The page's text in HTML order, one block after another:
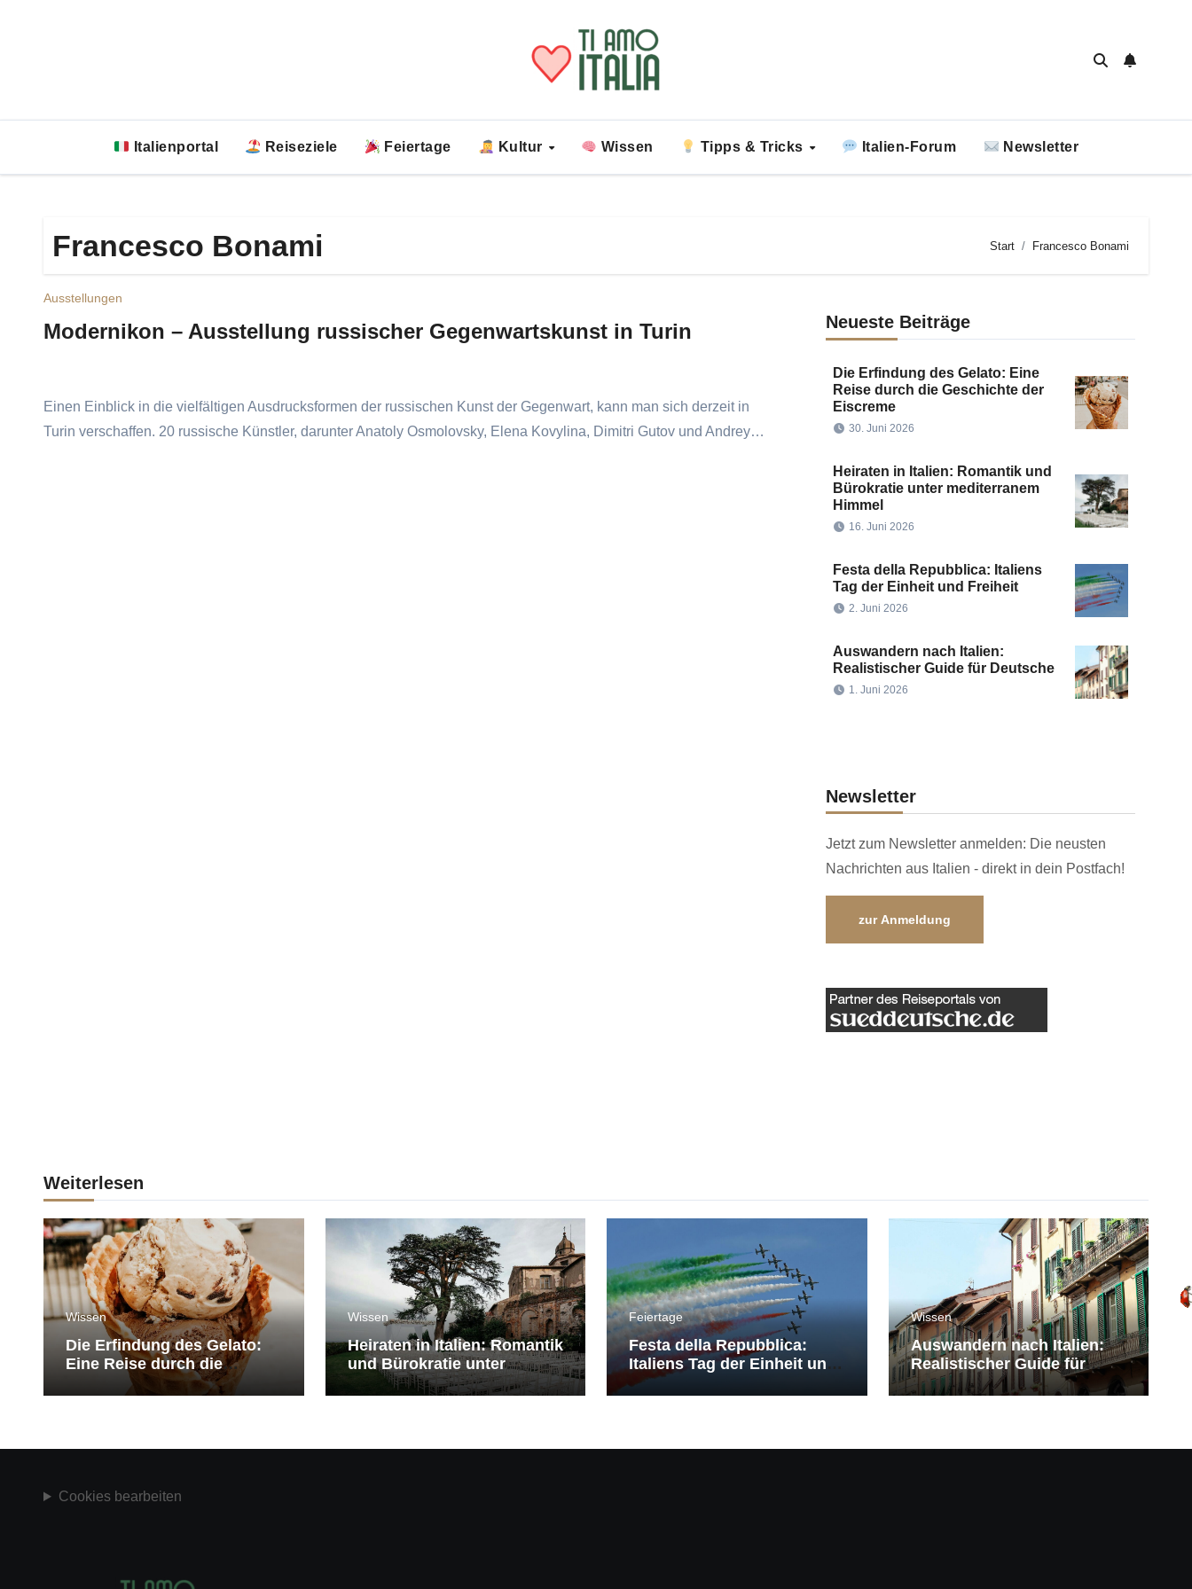
Italienportal Reiseziele Feiertage Kultur Wissen Tipps & Tricks Italien-Forum Newsletter
Francesco Bonami Start Francesco Bonami
Ausstellungen
Modernikon – Ausstellung russischer Gegenwartskunst in Turin
Einen Einblick in die vielfältigen Ausdrucksformen der russischen Kunst der Gegenwart, kann man sich derzeit in
Turin verschaffen. 20 russische Künstler, darunter Anatoly Osmolovsky, Elena Kovylina, Dimitri Gutov und Andrey…
Neueste Beiträge
Die Erfindung des Gelato: Eine
Reise durch die Geschichte der
Eiscreme
30. Juni 2026
Heiraten in Italien: Romantik und
Bürokratie unter mediterranem
Himmel
16. Juni 2026
Festa della Repubblica: Italiens
Tag der Einheit und Freiheit
2. Juni 2026
Auswandern nach Italien:
Realistischer Guide für Deutsche
1. Juni 2026
Newsletter
Jetzt zum Newsletter anmelden: Die neusten
Nachrichten aus Italien - direkt in dein Postfach!
zur Anmeldung
Weiterlesen
Wissen
Die Erfindung des Gelato:
Eine Reise durch die
Geschichte der Eiscreme
Wissen
Heiraten in Italien: Romantik
und Bürokratie unter
mediterranem Himmel
Feiertage
Festa della Repubblica:
Italiens Tag der Einheit und
Freiheit
Wissen
Auswandern nach Italien:
Realistischer Guide für
Deutsche
Cookies bearbeiten